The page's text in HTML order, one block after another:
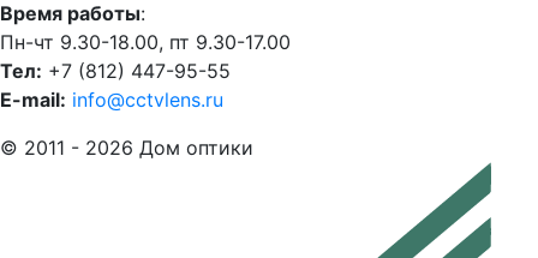
Время работы:
Пн-чт 9.30-18.00, пт 9.30-17.00
Тел: +7 (812) 447-95-55
E-mail: info@cctvlens.ru
© 2011 - 2026 Дом оптики